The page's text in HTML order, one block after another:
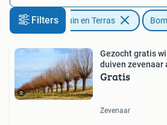
Filters Tuin en Terras
Gezocht gratis
duiven zevenaar
Gratis
Zevenaar